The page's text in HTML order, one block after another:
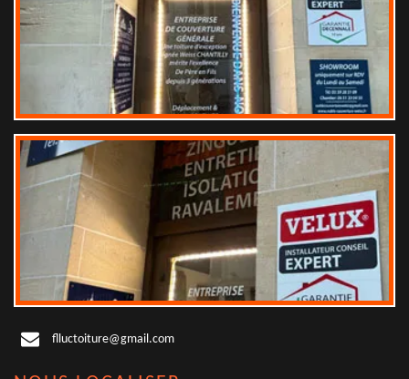
flluctoiture@gmail.com